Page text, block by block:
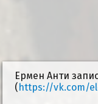
Ермен Анти
( https://vk.com/